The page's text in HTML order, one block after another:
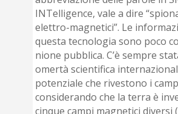
INTelligence, vale a dire
elettro-magnetici”. Le
questa tecnologia sono poco
nione pubblica. C’è sempre
omertà scientifica
potenziale che rivestono i
considerando che la terra è
cinque campi magnetici